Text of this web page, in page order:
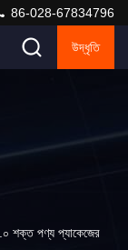
86-028-67834796
উদ্ধৃতি
শক্ত পণ্য প্যাকেজের